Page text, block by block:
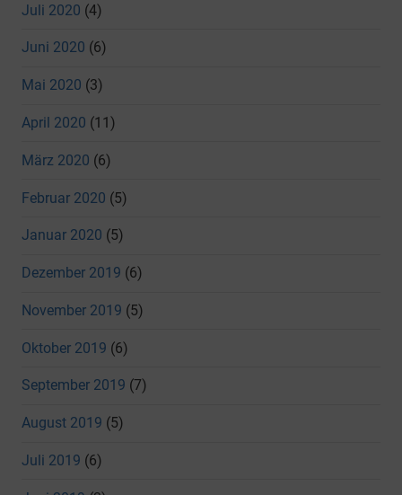
Juli 2020 (4)
Juni 2020 (6)
Mai 2020 (3)
April 2020 (11)
März 2020 (6)
Februar 2020 (5)
Januar 2020 (5)
Dezember 2019 (6)
November 2019 (5)
Oktober 2019 (6)
September 2019 (7)
August 2019 (5)
Juli 2019 (6)